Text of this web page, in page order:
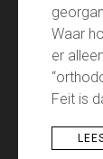
Waar
er
Feit is